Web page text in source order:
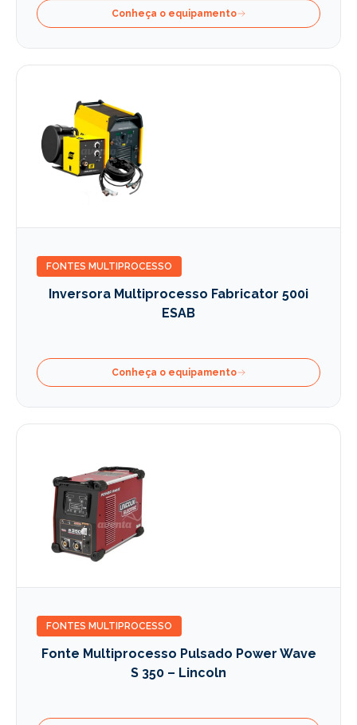
Conheça o equipamento
FONTES MULTIPROCESSO
Inversora Multiprocesso Fabricator 500i
ESAB
Conheça o equipamento
FONTES MULTIPROCESSO
Fonte Multiprocesso Pulsado Power Wave
S 350 – Lincoln